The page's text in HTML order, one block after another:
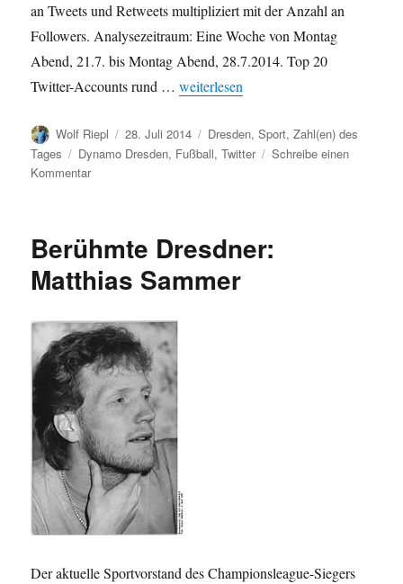
an Tweets und Retweets multipliziert mit der Anzahl an
Followers. Analysezeitraum: Eine Woche von Montag
Abend, 21.7. bis Montag Abend, 28.7.2014. Top 20
Twitter-Accounts rund …„Dynamo Dresden – Drittligastart:
weiterlesen
Autor
Wolf Riepl
Veröffentlicht
am
28. Juli 2014 Kategorien
Dresden,Sport,Zahl(en) des
Tages
Schlagwörter
Dynamo Dresden, Fußball,Twitter
Schreibe einen
Kommentarzu
Drittligastart:
Twitterer
#sgd1953
Berühmte Dresdner:
Matthias Sammer
Der aktuelle Sportvorstand des Championsleague-Siegers